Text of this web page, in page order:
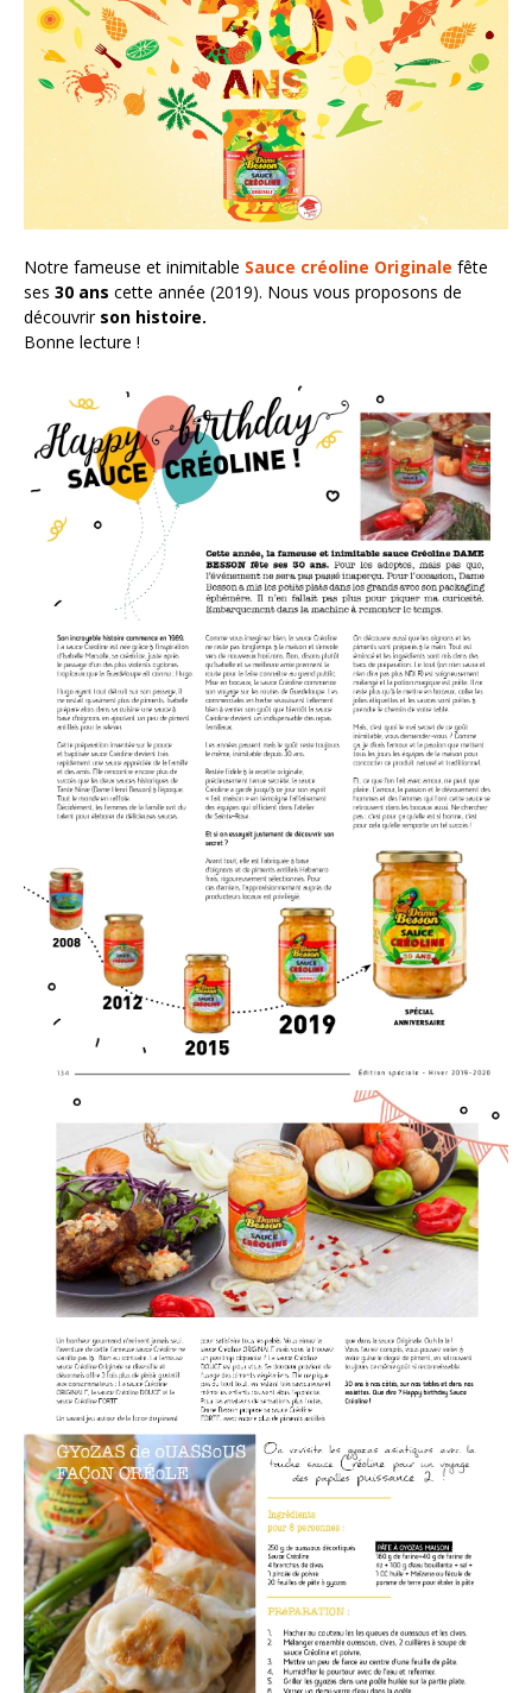
Nos actus pimentées
Pour aller plus loin
POINTS DE VENTE
Notre fameuse et inimitable Sauce créoline Originale fête
ses 30 ans cette année (2019). Nous vous proposons de
découvrir son histoire.
Bonne lecture !